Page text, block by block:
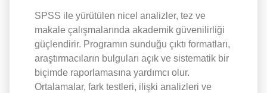
SPSS ile yürütülen nicel analizler, tez ve
makale çalışmalarında akademik güvenilirliği
güçlendirir. Programın sunduğu çıktı formatları,
araştırmacıların bulguları açık ve sistematik bir
biçimde raporlamasına yardımcı olur.
Ortalamalar, fark testleri, ilişki analizleri ve